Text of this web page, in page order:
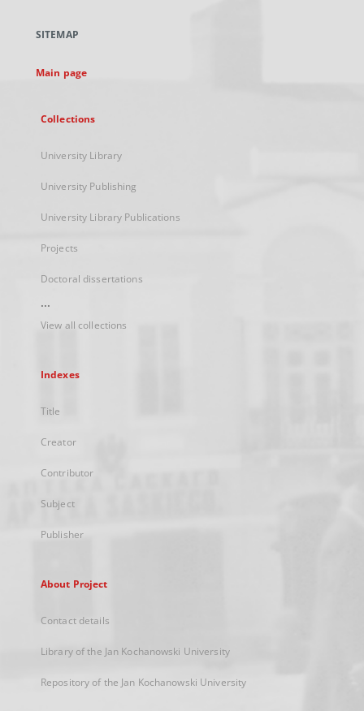
new
SITEMAP
Main page
Collections
University Library
University Publishing
University Library Publications
Projects
Doctoral dissertations
...
View all collections
Indexes
Title
Creator
Contributor
Subject
Publisher
About Project
Contact details
Library of the Jan Kochanowski University
Repository of the Jan Kochanowski University